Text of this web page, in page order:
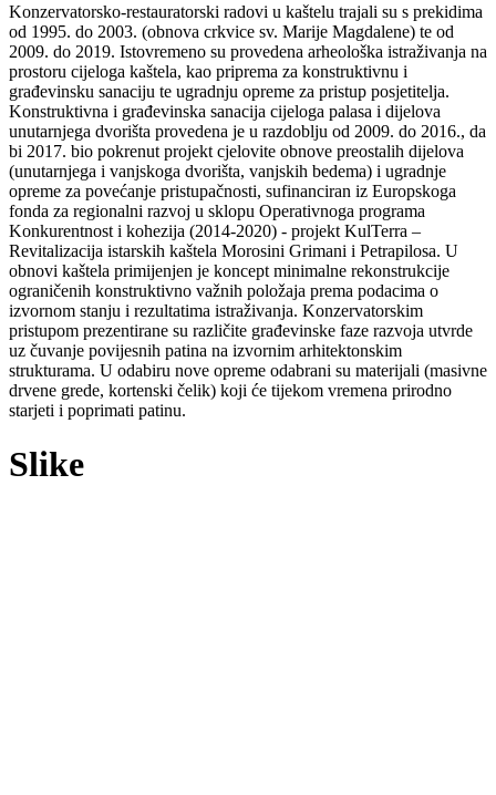
Konzervatorsko-restauratorski radovi u kaštelu trajali su s prekidima
od 1995. do 2003. (obnova crkvice sv. Marije Magdalene) te od
2009. do 2019. Istovremeno su provedena arheološka istraživanja na
prostoru cijeloga kaštela, kao priprema za konstruktivnu i
građevinsku sanaciju te ugradnju opreme za pristup posjetitelja.
Konstruktivna i građevinska sanacija cijeloga palasa i dijelova
unutarnjega dvorišta provedena je u razdoblju od 2009. do 2016., da
bi 2017. bio pokrenut projekt cjelovite obnove preostalih dijelova
(unutarnjega i vanjskoga dvorišta, vanjskih bedema) i ugradnje
opreme za povećanje pristupačnosti, sufinanciran iz Europskoga
fonda za regionalni razvoj u sklopu Operativnoga programa
Konkurentnost i kohezija (2014-2020) - projekt KulTerra –
Revitalizacija istarskih kaštela Morosini Grimani i Petrapilosa. U
obnovi kaštela primijenjen je koncept minimalne rekonstrukcije
ograničenih konstruktivno važnih položaja prema podacima o
izvornom stanju i rezultatima istraživanja. Konzervatorskim
pristupom prezentirane su različite građevinske faze razvoja utvrde
uz čuvanje povijesnih patina na izvornim arhitektonskim
strukturama. U odabiru nove opreme odabrani su materijali (masivne
drvene grede, kortenski čelik) koji će tijekom vremena prirodno
starjeti i poprimati patinu.
Slike